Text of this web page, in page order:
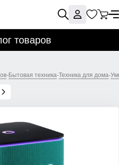
товаров
-Бытовая техника-Техника для дома-